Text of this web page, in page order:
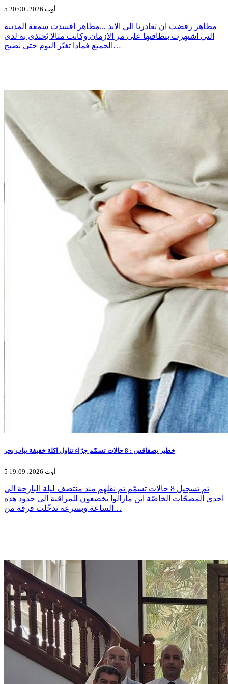
5 أوت 2026، 20:00
مظاهر رفضت ان تغادرنا الى الابد ...مظاهر افسدت سمعة المدينة
التي اشتهرت بنظافتها على مر الازمان وكانت مثالا يُحتذى به لدى
الجميع فماذا تغيّر اليوم حتى نصبح…
خطير بصفاقس : 8 حالات تسمّم جرّاء تناول اكلة خفيفة بباب بحر
5 أوت 2026، 19:09
تم تسجيل 8 حالات تسمّم تم نقلهم منذ منتصف ليلة البارحة الى
احدى المصحّات الخاصّة اين مازالوا يخضعون للمراقبة الى حدود هذه
الساعة وبسرعة تدخّلت فرقة من…